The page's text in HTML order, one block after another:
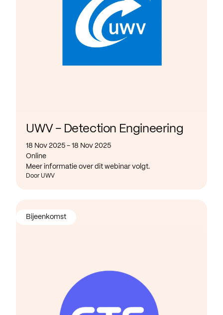
UWV - Detection Engineering
18 Nov 2025 - 18 Nov 2025
Online
Meer informatie over dit webinar volgt.
Door UWV
Bijeenkomst